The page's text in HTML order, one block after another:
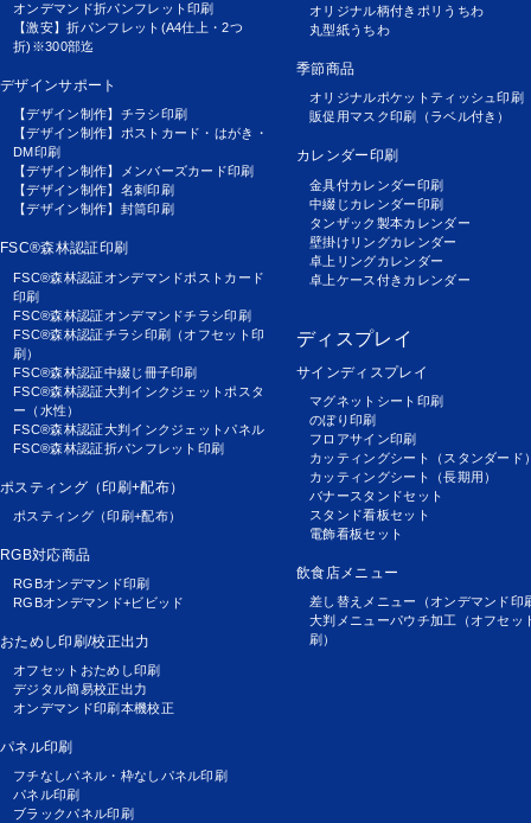
オンデマンド折パンフレット印刷
【激安】折パンフレット(A4仕上・2つ
折)※300部迄
デザインサポート
【デザイン制作】チラシ印刷
【デザイン制作】ポストカード・はがき・
DM印刷
【デザイン制作】メンバーズカード印刷
【デザイン制作】名刺印刷
【デザイン制作】封筒印刷
FSC®森林認証印刷
FSC®森林認証オンデマンドポストカード
印刷
FSC®森林認証オンデマンドチラシ印刷
FSC®森林認証チラシ印刷（オフセット印
刷）
FSC®森林認証中綴じ冊子印刷
FSC®森林認証大判インクジェットポスタ
ー（水性）
FSC®森林認証大判インクジェットパネル
FSC®森林認証折パンフレット印刷
ポスティング（印刷+配布）
ポスティング（印刷+配布）
RGB対応商品
RGBオンデマンド印刷
RGBオンデマンド+ビビッド
おためし印刷/校正出力
オフセットおためし印刷
デジタル簡易校正出力
オンデマンド印刷本機校正
パネル印刷
フチなしパネル・枠なしパネル印刷
パネル印刷
ブラックパネル印刷
オリジナル柄付きポリうちわ
丸型紙うちわ
季節商品
オリジナルポケットティッシュ印刷
販促用マスク印刷（ラベル付き）
カレンダー印刷
金具付カレンダー印刷
中綴じカレンダー印刷
タンザック製本カレンダー
壁掛けリングカレンダー
卓上リングカレンダー
卓上ケース付きカレンダー
ディスプレイ
サインディスプレイ
マグネットシート印刷
のぼり印刷
フロアサイン印刷
カッティングシート（スタンダード
カッティングシート（長期用）
バナースタンドセット
スタンド看板セット
電飾看板セット
飲食店メニュー
差し替えメニュー（オンデマンド印
大判メニューパウチ加工（オフセッ
刷）